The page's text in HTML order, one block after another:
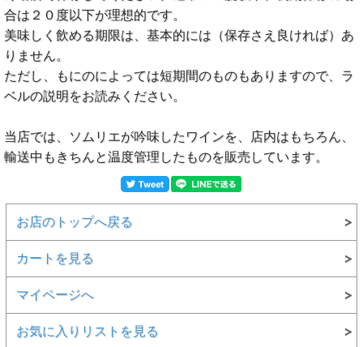
合は２０度以下が理想的です。
美味しく飲める期限は、基本的には（保存さえ良ければ）あ
りません。
ただし、もにのによっては短期間のものもありますので、ラ
ベルの説明をお読みください。
当店では、ソムリエが吟味したワインを、店内はもちろん、
輸送中もきちんと温度管理したものを販売しています。
お店のトップへ戻る
カートを見る
マイページへ
お気に入りリストを見る